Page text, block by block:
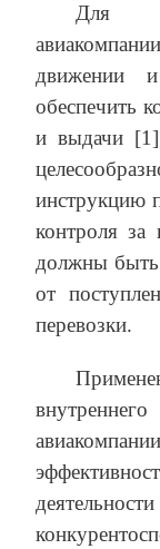
Для
движении
обеспечить
и выдачи
инструкцию
контроля
должны
от
перевозки.